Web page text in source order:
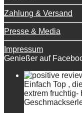
Zahlung & Versand
Presse & Media
Impressum
Genießer auf
Einfach Top ,
extrem fruchtig-